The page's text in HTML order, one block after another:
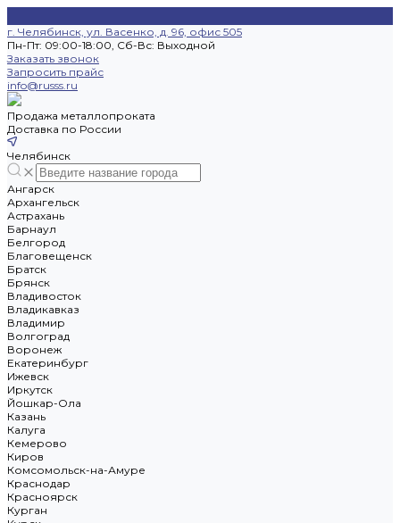
г. Челябинск, ул. Васенко, д. 96, офис 505
Пн-Пт: 09:00-18:00, Cб-Вс: Выходной
Заказать звонок
Запросить прайс
info@russs.ru
Продажа металлопроката
Доставка по России
Челябинск
Ангарск
Архангельск
Астрахань
Барнаул
Белгород
Благовещенск
Братск
Брянск
Владивосток
Владикавказ
Владимир
Волгоград
Воронеж
Екатеринбург
Ижевск
Иркутск
Йошкар-Ола
Казань
Калуга
Кемерово
Киров
Комсомольск-на-Амуре
Краснодар
Красноярск
Курган